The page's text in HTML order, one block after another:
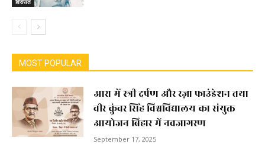
विरासत
MOST POPULAR
आरा में स्त्री दर्पण और रज़ा फाउंडेशन तथा
वीर कुंवर सिंह विश्वविद्यालय का संयुक्त
आयोजन बिहार में नवजागरण
September 17, 2025